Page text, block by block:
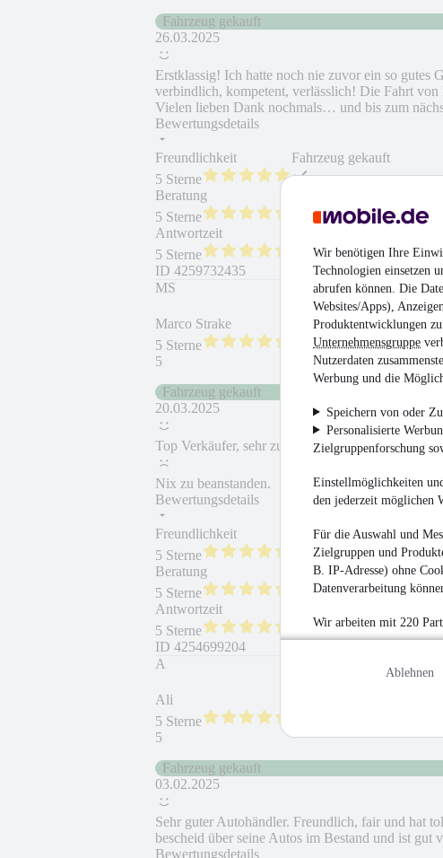
Wir benötigen Ihre
Technologien einsetzen
abrufen können. Die
Websites/Apps),
Produktentwicklungen
Unternehmensgruppe
Nutzerdaten
Werbung und die
Speichern von oder
Personalisierte
Zielgruppenforschung
Einstellmöglichkeiten
den jederzeit möglichen
Für die Auswahl und
Zielgruppen und
B. IP-Adresse) ohne
Datenverarbeitung
Wir arbeiten mit 220
Ablehnen
Fahrzeug gekauft
26.03.2025
Erstklassig! Ich hatte noch nie zuvor ein so gutes
verbindlich, kompetent, verlässlich! Die Fahrt
Vielen lieben Dank nochmals… und bis zum
Bewertungsdetails
Freundlichkeit
5 Sterne
Beratung
5 Sterne
Antwortzeit
5 Sterne
Fahrzeug gekauft
ID 4259732435
MS
Marco Strake
5 Sterne
5
Fahrzeug gekauft
20.03.2025
Top Verkäufer, sehr zu empfehlen. Gerne wieder
Nix zu beanstanden.
Bewertungsdetails
Freundlichkeit
5 Sterne
Beratung
5 Sterne
Antwortzeit
5 Sterne
Fahrzeug gekauft
Fahrzeug wie beschrieben
ID 4254699204
A
Ali
5 Sterne
5
Fahrzeug gekauft
03.02.2025
Sehr guter Autohändler. Freundlich, fair und hat
bescheid über seine Autos im Bestand und ist gut
Bewertungsdetails